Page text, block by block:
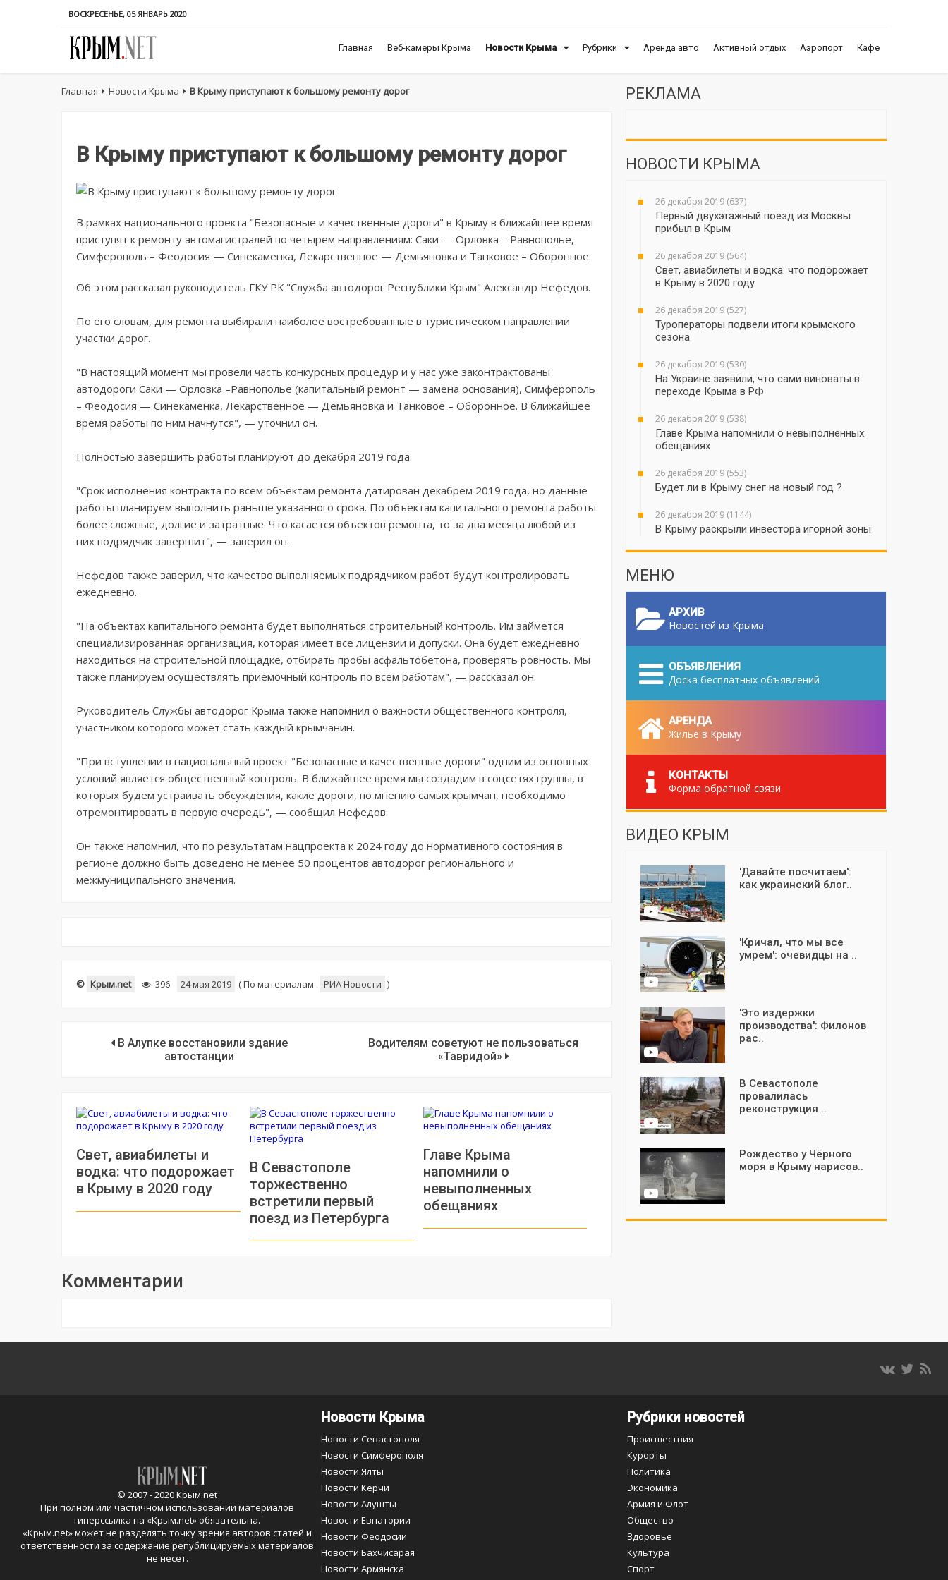
ВОСКРЕСЕНЬЕ, 05 ЯНВАРЬ 2020
Главная Веб-камеры Крыма Новости Крыма Рубрики Аренда авто Активный отдых Аэропорт Кафе
Главная Новости Крыма В Крыму приступают к большому ремонту дорог
В Крыму приступают к большому ремонту дорог
В рамках национального проекта "Безопасные и качественные дороги" в Крыму в ближайшее время
приступят к ремонту автомагистралей по четырем направлениям: Саки — Орловка – Равнополье,
Симферополь – Феодосия — Синекаменка, Лекарственное — Демьяновка и Танковое – Оборонное.
Об этом рассказал руководитель ГКУ РК "Служба автодорог Республики Крым" Александр Нефедов.
По его словам, для ремонта выбирали наиболее востребованные в туристическом направлении
участки дорог.
"В настоящий момент мы провели часть конкурсных процедур и у нас уже законтрактованы
автодороги Саки — Орловка –Равнополье (капитальный ремонт — замена основания), Симферополь
– Феодосия — Синекаменка, Лекарственное — Демьяновка и Танковое – Оборонное. В ближайшее
время работы по ним начнутся", — уточнил он.
Полностью завершить работы планируют до декабря 2019 года.
"Срок исполнения контракта по всем объектам ремонта датирован декабрем 2019 года, но данные
работы планируем выполнить раньше указанного срока. По объектам капитального ремонта работы
более сложные, долгие и затратные. Что касается объектов ремонта, то за два месяца любой из
них подрядчик завершит", — заверил он.
Нефедов также заверил, что качество выполняемых подрядчиком работ будут контролировать
ежедневно.
"На объектах капитального ремонта будет выполняться строительный контроль. Им займется
специализированная организация, которая имеет все лицензии и допуски. Она будет ежедневно
находиться на строительной площадке, отбирать пробы асфальтобетона, проверять ровность. Мы
также планируем осуществлять приемочный контроль по всем работам", — рассказал он.
Руководитель Службы автодорог Крыма также напомнил о важности общественного контроля,
участником которого может стать каждый крымчанин.
"При вступлении в национальный проект "Безопасные и качественные дороги" одним из основных
условий является общественный контроль. В ближайшее время мы создадим в соцсетях группы, в
которых будем устраивать обсуждения, какие дороги, по мнению самых крымчан, необходимо
отремонтировать в первую очередь", — сообщил Нефедов.
Он также напомнил, что по результатам нацпроекта к 2024 году до нормативного состояния в
регионе должно быть доведено не менее 50 процентов автодорог регионального и
межмуниципального значения.
© Крым.net 396 24 мая 2019 (По материалам : РИА Новости )
В Алупке восстановили здание
автостанции
Водителям советуют не пользоваться
«Тавридой»
Свет, авиабилеты и
водка: что подорожает
в Крыму в 2020 году
В Севастополе
торжественно
встретили первый
поезд из Петербурга
Главе Крыма
напомнили о
невыполненных
обещаниях
Комментарии
РЕКЛАМА
НОВОСТИ КРЫМА
26 декабря 2019 (637)
Первый двухэтажный поезд из Москвы
прибыл в Крым
26 декабря 2019 (564)
Свет, авиабилеты и водка: что подорожает
в Крыму в 2020 году
26 декабря 2019 (527)
Туроператоры подвели итоги крымского
сезона
26 декабря 2019 (530)
На Украине заявили, что сами виноваты в
переходе Крыма в РФ
26 декабря 2019 (538)
Главе Крыма напомнили о невыполненных
обещаниях
26 декабря 2019 (553)
Будет ли в Крыму снег на новый год ?
26 декабря 2019 (1144)
В Крыму раскрыли инвестора игорной зоны
МЕНЮ
АРХИВ
Новостей из Крыма
ОБЪЯВЛЕНИЯ
Доска бесплатных объявлений
АРЕНДА
Жилье в Крыму
КОНТАКТЫ
Форма обратной связи
ВИДЕО КРЫМ
'Давайте посчитаем':
как украинский блог..
'Кричал, что мы все
умрем': очевидцы на ..
'Это издержки
производства': Филонов
рас..
В Севастополе
провалилась
реконструкция ..
Рождество у Чёрного
моря в Крыму нарисов..
© 2007 - 2020 Крым.net
При полном или частичном использовании материалов
гиперссылка на «Крым.net» обязательна.
«Крым.net» может не разделять точку зрения авторов статей и
ответственности за содержание републицируемых материалов
не несет.
Новости Крыма
Новости Севастополя
Новости Симферополя
Новости Ялты
Новости Керчи
Новости Алушты
Новости Евпатории
Новости Феодосии
Новости Бахчисарая
Новости Армянска
Рубрики новостей
Происшествия
Курорты
Политика
Экономика
Армия и Флот
Общество
Здоровье
Культура
Спорт